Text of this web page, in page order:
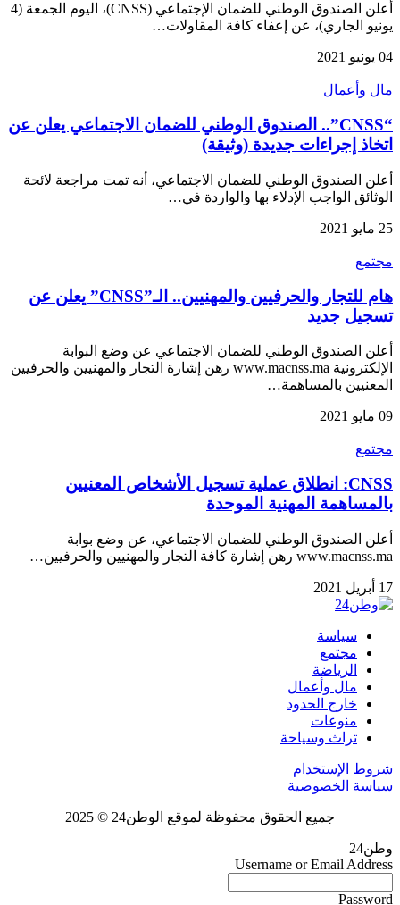
أعلن الصندوق الوطني للضمان الإجتماعي (CNSS)، اليوم الجمعة (4
يونيو الجاري)، عن إعفاء كافة المقاولات…
04 يونيو 2021
مال وأعمال
“CNSS”.. الصندوق الوطني للضمان الاجتماعي يعلن عن
اتخاذ إجراءات جديدة (وثيقة)
أعلن الصندوق الوطني للضمان الاجتماعي، أنه تمت مراجعة لائحة
الوثائق الواجب الإدلاء بها والواردة في…
25 مايو 2021
مجتمع
هام للتجار والحرفيين والمهنيين.. الـ”CNSS” يعلن عن
تسجيل جديد
أعلن الصندوق الوطني للضمان الاجتماعي عن وضع البوابة
الإلكترونية www.macnss.ma رهن إشارة التجار والمهنيين والحرفيين
المعنيين بالمساهمة…
09 مايو 2021
مجتمع
CNSS: انطلاق عملية تسجيل الأشخاص المعنيين
بالمساهمة المهنية الموحدة
أعلن الصندوق الوطني للضمان الاجتماعي، عن وضع بوابة
www.macnss.ma رهن إشارة كافة التجار والمهنيين والحرفيين…
17 أبريل 2021
سياسة
مجتمع
الرياضة
مال وأعمال
خارج الحدود
منوعات
تراث وسياحة
شروط الإستخدام
سياسة الخصوصية
جميع الحقوق محفوظة لموقع الوطن24 © 2025
وطن24
Username or Email Address
Password